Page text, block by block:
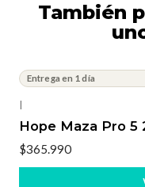
También
Entrega en 1 día
|
Hope Maza Pro 5
$365.990